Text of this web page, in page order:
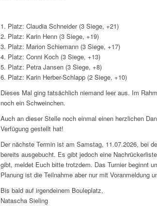
1. Platz: Claudia Schneider (3 Siege, +21)
2. Platz: Karin Henn (3 Siege, +19)
3. Platz: Marion Schiemann (3 Siege, +17)
4. Platz: Conni Koch (3 Siege, +13)
5. Platz: Petra Jansen (3 Siege, +8)
6. Platz: Karin Herber-Schlapp (2 Siege, +10)
Dieses Mal ging tatsächlich niemand leer aus. Im
noch ein Schweinchen.
Auch an dieser Stelle noch einmal einen herzlichen
Verfügung gestellt hat!
Der nächste Termin ist am Samstag, 11.07.2026, bei
bereits ausgebucht. Es gibt jedoch eine
gibt, meldet Euch bitte trotzdem. Das Turnier beginnt
Planung ist die Teilnahme aber nur mit Voranmeldung
Bis bald auf irgendeinem Bouleplatz,
Natascha Sieling